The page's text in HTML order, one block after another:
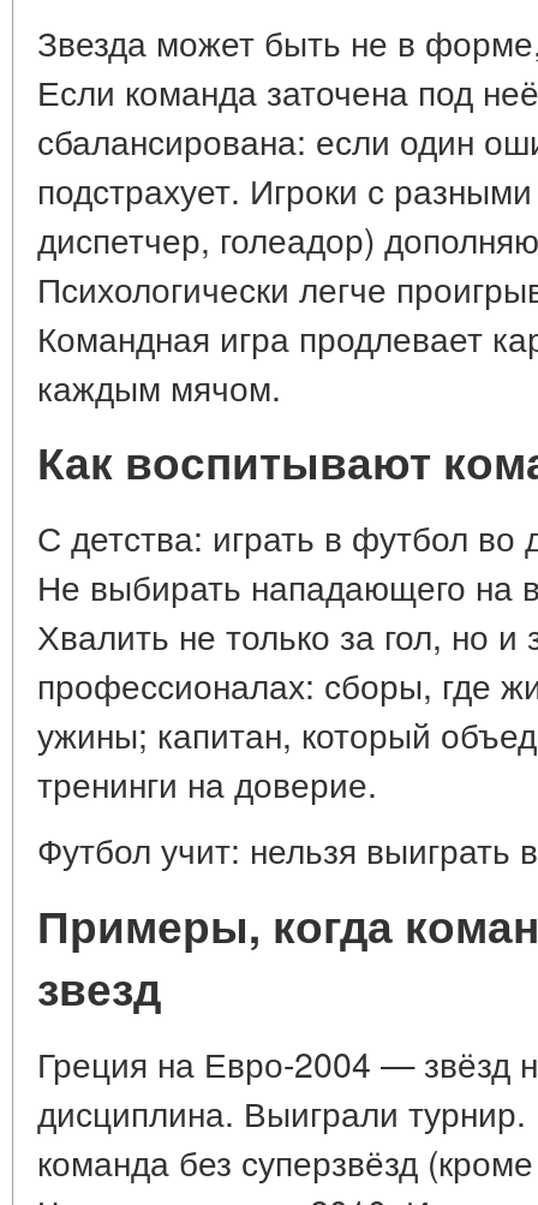
Звезда может быть не в
Если команда заточена под
сбалансирована: если один
подстрахует. Игроки с
диспетчер, голеадор)
Психологически легче
Командная игра продлевает
каждым мячом.
Как воспитывают
С детства: играть в футбол во
Не выбирать нападающего на
Хвалить не только за гол, но и
профессионалах: сборы, где
ужины; капитан, который
тренинги на доверие.
Футбол учит: нельзя выиграть
Примеры, когда
звезд
Греция на Евро-2004 — звёзд
дисциплина. Выиграли
команда без суперзвёзд